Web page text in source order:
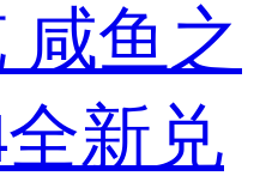
咸鱼之
新兑